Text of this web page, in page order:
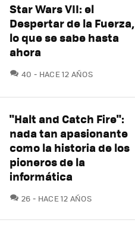
Star Wars VII: el
Despertar de la Fuerza,
lo que se sabe hasta
ahora
40 COMENTARIOS
HACE 12 AÑOS
"Halt and Catch Fire":
nada tan apasionante
como la historia de los
pioneros de la
informática
26 COMENTARIOS
HACE 12 AÑOS